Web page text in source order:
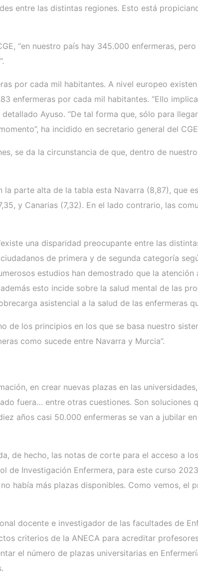
entre las distintas regiones. Esto está
“en nuestro país hay 345.000 enfermeras,
por cada mil habitantes. A nivel europeo
enfermeras por cada mil habitantes. “Ello
Ayuso. “De tal forma que, sólo para
ha incidido en secretario general del
se da la circunstancia de que, dentro de
parte alta de la tabla esta Navarra (8,87), que
y Canarias (7,32). En el lado contrario, las
una disparidad preocupante entre las
de primera y de segunda categoría
estudios han demostrado que la
esto incide sobre la salud mental de las
asistencial a la salud de las enfermeras
de los principios en los que se basa nuestro
como sucede entre Navarra y Murcia”.
en crear nuevas plazas en las
fuera… entre otras cuestiones. Son
años casi 50.000 enfermeras se van a jubilar
de hecho, las notas de corte para el acceso a
de Investigación Enfermera, para este curso
había más plazas disponibles. Como vemos, el
docente e investigador de las facultades de
criterios de la ANECA para acreditar
el número de plazas universitarias en